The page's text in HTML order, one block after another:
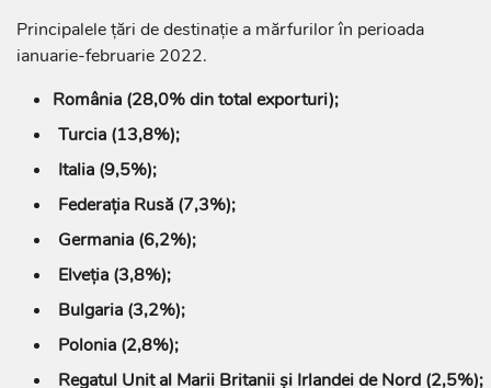
Principalele țări de destinație a mărfurilor în perioada
ianuarie-februarie 2022.
România (28,0% din total exporturi);
Turcia (13,8%);
Italia (9,5%);
Federația Rusă (7,3%);
Germania (6,2%);
Elveția (3,8%);
Bulgaria (3,2%);
Polonia (2,8%);
Regatul Unit al Marii Britanii și Irlandei de Nord (2,5%);